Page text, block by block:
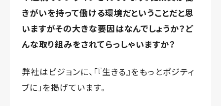
きがいを持って働ける環境だということだと思
いますがその大きな要因はなんでしょうか？ど
んな取り組みをされてらっしゃいますか？
弊社はビジョンに、「『生きる』をもっとポジティ
ブに」を掲げています。